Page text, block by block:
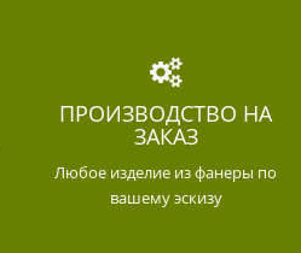
ПРОИЗВОДСТВО НА
ЗАКАЗ
Любое изделие из фанеры по
вашему эскизу